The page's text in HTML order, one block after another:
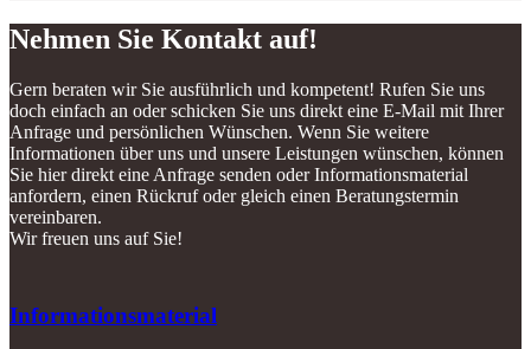
Nehmen Sie Kontakt auf!
Gern beraten wir Sie ausführlich und kompetent! Rufen Sie uns
doch einfach an oder schicken Sie uns direkt eine E-Mail mit Ihrer
Anfrage und persönlichen Wünschen. Wenn Sie weitere
Informationen über uns und unsere Leistungen wünschen, können
Sie hier direkt eine Anfrage senden oder Informationsmaterial
anfordern, einen Rückruf oder gleich einen Beratungstermin
vereinbaren.
Wir freuen uns auf Sie!
Informationsmaterial